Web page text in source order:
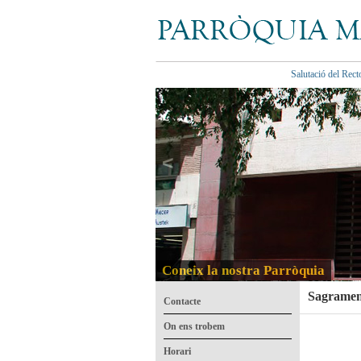
Salutació del
Coneix la nostra Parròquia
<
Contacte
On ens trobem
Horari